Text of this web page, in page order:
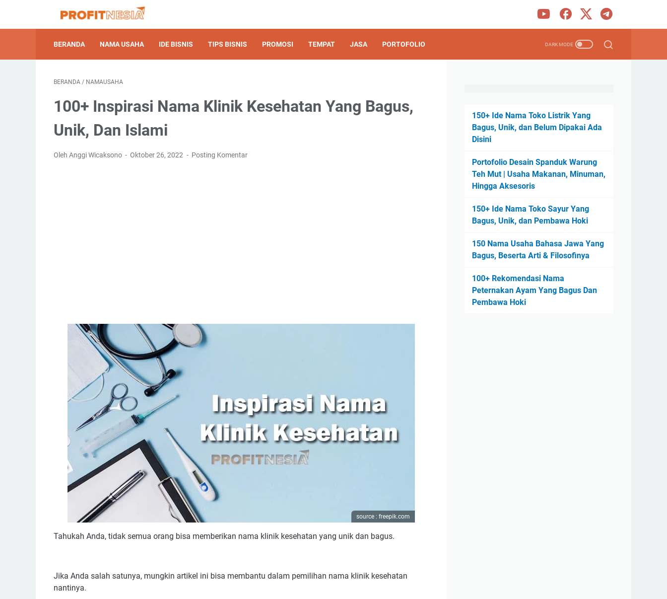
BERANDA NAMA USAHA IDE BISNIS TIPS BISNIS PROMOSI TEMPAT JASA PORTOFOLIO
BERANDA / NAMAUSAHA
100+ Inspirasi Nama Klinik Kesehatan Yang Bagus,
Unik, Dan Islami
Oleh Anggi Wicaksono Oktober 26, 2022 Posting Komentar
source : freepik.com
Tahukah Anda, tidak semua orang bisa memberikan nama klinik kesehatan yang unik dan bagus.
Jika Anda salah satunya, mungkin artikel ini bisa membantu dalam pemilihan nama klinik kesehatan
nantinya.
150+ Ide Nama Toko Listrik Yang
Bagus, Unik, dan Belum Dipakai Ada
Disini
Portofolio Desain Spanduk Warung
Teh Mut | Usaha Makanan, Minuman,
Hingga Aksesoris
150+ Ide Nama Toko Sayur Yang
Bagus, Unik, dan Pembawa Hoki
150 Nama Usaha Bahasa Jawa Yang
Bagus, Beserta Arti & Filosofinya
100+ Rekomendasi Nama
Peternakan Ayam Yang Bagus Dan
Pembawa Hoki